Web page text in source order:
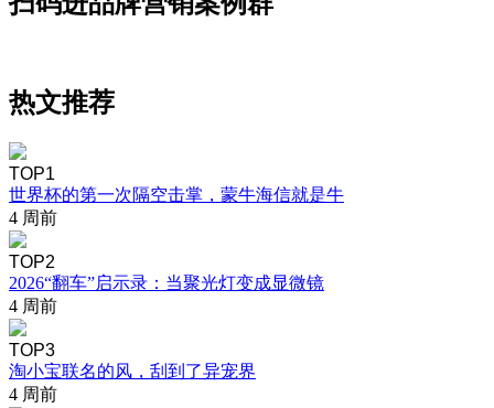
热文推荐
TOP1
世界杯的第一次隔空击掌，蒙牛海信就是牛
4 周前
TOP2
2026“翻车”启示录：当聚光灯变成显微镜
4 周前
TOP3
淘小宝联名的风，刮到了异宠界
4 周前